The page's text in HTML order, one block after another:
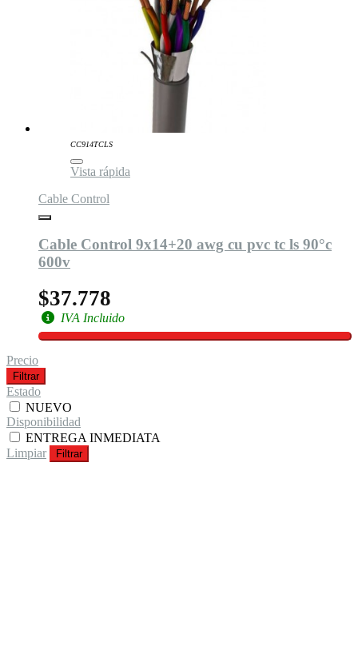
CC914TCLS
Vista rápida
Cable Control
Cable Control 9x14+20 awg cu pvc tc ls 90°c
600v
$37.778
IVA Incluido
Precio
Filtrar
Estado
NUEVO
Disponibilidad
ENTREGA INMEDIATA
Limpiar
Filtrar